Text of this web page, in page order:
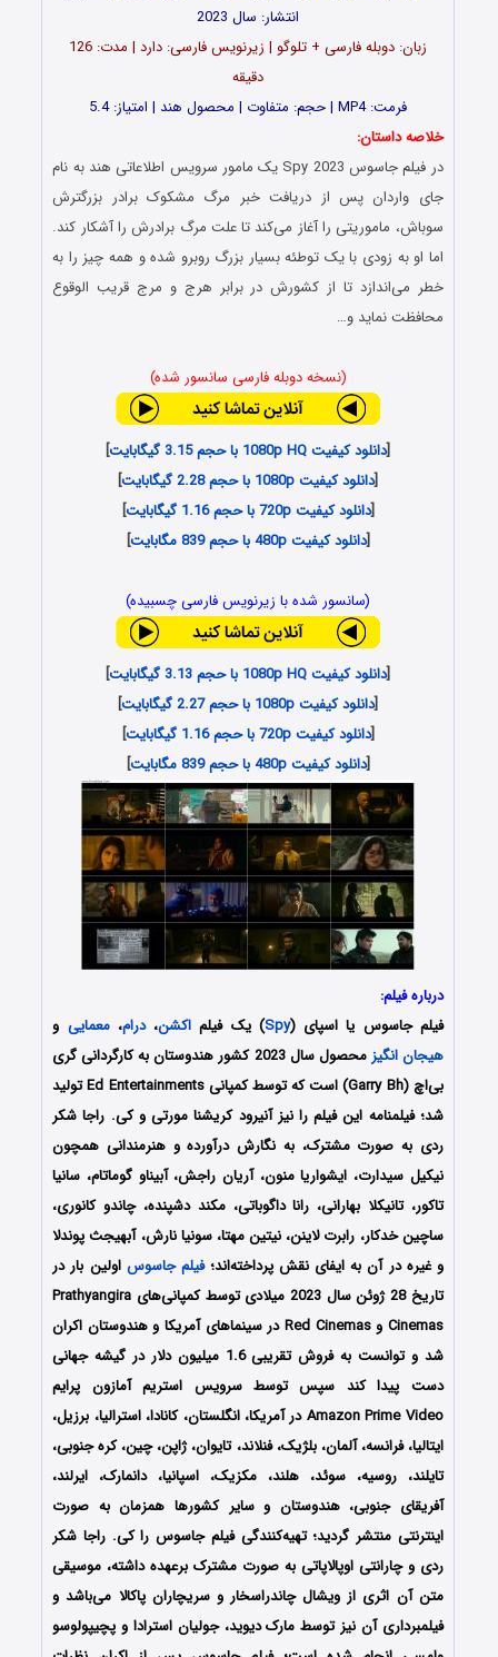
انتشار: سال 2023
زبان: دوبله فارسی + تلوگو | زیرنویس فارسی: دارد | مدت: 126
دقیقه
فرمت: MP4 | حجم: متفاوت | محصول هند | امتیاز: 5.4
خلاصه داستان:
در فیلم جاسوس Spy 2023 یک مامور سرویس اطلاعاتی هند به نام
جای واردان پس از دریافت خبر مرگ مشکوک برادر بزرگترش
سوباش، ماموریتی را آغاز می‌کند تا علت مرگ برادرش را آشکار کند.
اما او به زودی با یک توطئه بسیار بزرگ روبرو شده و همه چیز را به
خطر می‌اندازد تا از کشورش در برابر هرج و مرج قریب الوقوع
محافظت نماید و…
(نسخه دوبله فارسی سانسور شده)
[دانلود کیفیت 1080p HQ با حجم 3.15 گیگابایت
]
[دانلود کیفیت 1080p با حجم 2.28 گیگابایت
]
[دانلود کیفیت 720p با حجم 1.16 گیگابایت
]
[دانلود کیفیت 480p با حجم 839 مگابایت ]
(سانسور شده با زیرنویس فارسی چسبیده)
[دانلود کیفیت 1080p HQ با حجم 3.13 گیگابایت
]
[دانلود کیفیت 1080p با حجم 2.27 گیگابایت
]
[دانلود کیفیت 720p با حجم 1.16 گیگابایت
]
[دانلود کیفیت 480p با حجم 839 مگابایت ]
درباره فیلم:
فیلم جاسوس یا اسپای (Spy) یک فیلم اکشن،درام،معمایی و
هیجان انگیز
محصول سال 2023 کشور هندوستان به کارگردانی گری
بی‌اچ (Garry Bh) است که توسط کمپانی Ed Entertainments تولید
شد؛ فیلمنامه این فیلم را نیز آنیرود کریشنا مورتی و کی. راجا شکر
ردی به صورت مشترک، به نگارش درآورده و هنرمندانی همچون
نیکیل سیدارت، ایشواریا منون، آریان راجش، آبیناو گوماتام، سانیا
تاکور، تانیکلا بهارانی، رانا داگوباتی، مکند دشپنده، چاندو کانوری،
ساچین خدکار، رابرت لاینن، نیتین مهتا، سونیا نارش، آبهیجث پوندلا
و غیره در آن به ایفای نقش پرداخته‌اند؛فیلم جاسوس اولین بار در
تاریخ 28 ژوئن سال 2023 میلادی توسط کمپانی‌های Prathyangira
Cinemas و Red Cinemas در سینماهای آمریکا و هندوستان اکران
شد و توانست به فروش تقریبی 1.6 میلیون دلار در گیشه جهانی
دست پیدا کند سپس توسط سرویس استریم آمازون پرایم
Amazon Prime Video در آمریکا، انگلستان، کانادا، استرالیا، برزیل،
ایتالیا، فرانسه، آلمان، بلژیک، فنلاند، تایوان، ژاپن، چین، کره جنوبی،
تایلند، روسیه، سوئد، هلند، مکزیک، اسپانیا، دانمارک، ایرلند،
آفریقای جنوبی، هندوستان و سایر کشورها همزمان به صورت
اینترنتی منتشر گردید؛ تهیه‌کنندگی فیلم جاسوس را کی. راجا شکر
ردی و چارانتی اوپالاپاتی به صورت مشترک برعهده داشته، موسیقی
متن آن اثری از ویشال چاندراسخار و سریچاران پاکالا می‌باشد و
فیلمبرداری آن نیز توسط مارک دیوید، جولیان استرادا و پچیپولوسو